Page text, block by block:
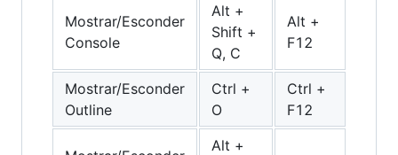
Mostrar/Esconder
Console
Alt +
Shift +
Q, C
Alt +
F12
Mostrar/Esconder
Outline
Ctrl +
O
Ctrl +
F12
Alt +